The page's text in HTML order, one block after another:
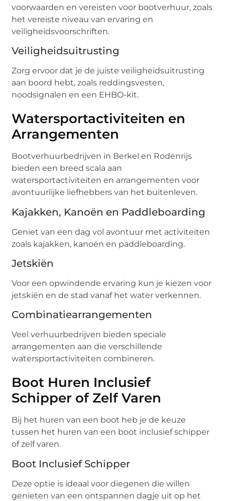
voorwaarden en vereisten voor bootverhuur, zoals
het vereiste niveau van ervaring en
veiligheidsvoorschriften.
Veiligheidsuitrusting
Zorg ervoor dat je de juiste veiligheidsuitrusting
aan boord hebt, zoals reddingsvesten,
noodsignalen en een EHBO-kit.
Watersportactiviteiten en
Arrangementen
Bootverhuurbedrijven in Berkel en Rodenrijs
bieden een breed scala aan
watersportactiviteiten en arrangementen voor
avontuurlijke liefhebbers van het buitenleven.
Kajakken, Kanoën en Paddleboarding
Geniet van een dag vol avontuur met activiteiten
zoals kajakken, kanoën en paddleboarding.
Jetskiën
Voor een opwindende ervaring kun je kiezen voor
jetskiën en de stad vanaf het water verkennen.
Combinatiearrangementen
Veel verhuurbedrijven bieden speciale
arrangementen aan die verschillende
watersportactiviteiten combineren.
Boot Huren Inclusief
Schipper of Zelf Varen
Bij het huren van een boot heb je de keuze
tussen het huren van een boot inclusief schipper
of zelf varen.
Boot Inclusief Schipper
Deze optie is ideaal voor diegenen die willen
genieten van een ontspannen dagje uit op het